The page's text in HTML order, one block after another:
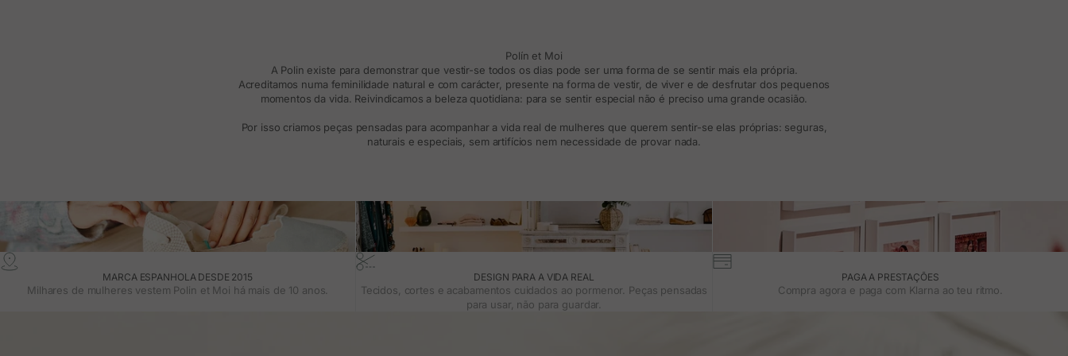
Polín et Moi
A Polin existe para demonstrar que vestir-se todos os dias pode ser uma forma de se sentir mais ela própria.
Acreditamos numa feminilidade natural e com carácter, presente na forma de vestir, de viver e de desfrutar dos pequenos
momentos da vida. Reivindicamos a beleza quotidiana: para se sentir especial não é preciso uma grande ocasião.
Por isso criamos peças pensadas para acompanhar a vida real de mulheres que querem sentir-se elas próprias: seguras,
naturais e especiais, sem artifícios nem necessidade de provar nada.
MARCA ESPANHOLA DESDE 2015
Milhares de mulheres vestem Polin et Moi há mais de 10 anos.
DESIGN PARA A VIDA REAL
Tecidos, cortes e acabamentos cuidados ao pormenor. Peças pensadas
para usar, não para guardar.
PAGA A PRESTAÇÕES
Compra agora e paga com Klarna ao teu ritmo.